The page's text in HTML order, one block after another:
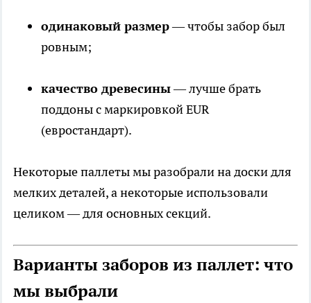
одинаковый размер— чтобы забор был
ровным;
качество древесины— лучше брать
поддоны с маркировкой EUR
(евростандарт).
Некоторые паллеты мы разобрали на доски для
мелких деталей, а некоторые использовали
целиком — для основных секций.
Варианты заборов из паллет: что
мы выбрали